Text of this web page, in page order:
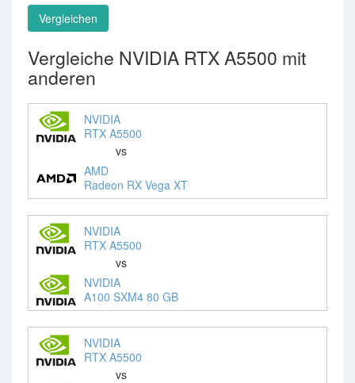
Vergleichen
Vergleiche NVIDIA RTX A5500 mit
anderen
NVIDIA
RTX A5500
vs
AMD
Radeon RX Vega XT
NVIDIA
RTX A5500
vs
NVIDIA
A100 SXM4 80 GB
NVIDIA
RTX A5500
vs